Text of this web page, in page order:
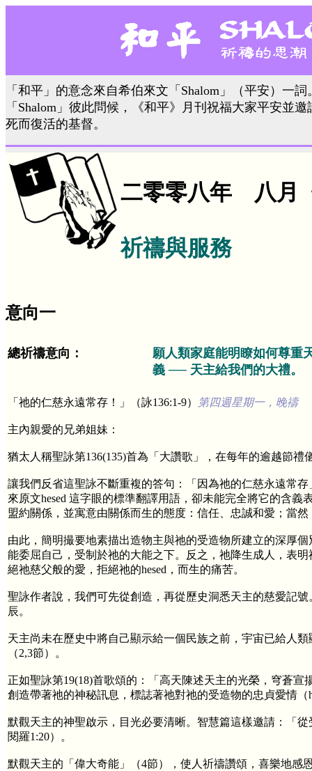
「和平」的意念來自希伯來文「Shalom」（平安）一
「Shalom」彼此問候，《和平》月刊祝福大家平安並
死而復活的基督。
二零零八年 八月
祈禱與服務
意向一
總祈禱意向：
願人類家庭能明瞭如何尊重
義 ── 天主給我們的大禮。
「祂的仁慈永遠常存！」（詠136:1-9） 第四週星期一，晚禱
主內親愛的兄弟姐妹：
猶太人稱聖詠第136(135)首為「大讚歌」，在每年的逾越節
讓我們反省這聖詠不斷重複的答句：「因為祂的仁慈永遠常
來原文hesed 這字眼的標準翻譯用語，卻未能完全將它的含
盟約關係，並寓意由關係而生的態度：信任、忠誠和愛；當
由此，簡明撮要地素描出造物主與祂的受造物所建立的深厚
能委屈自己，受制於祂的大能之下。反之，祂降生成人，表
絕祂慈父般的愛，拒絕祂的hesed，而生的痛苦。
聖詠作者說，我們可先從創造，再從歷史洞悉天主的慈愛記
辰。
天主尚未在歷史中將自己顯示給一個民族之前，宇宙已給人
（2,3節）。
正如聖詠第19(18)首歌頌的：「高天陳述天主的光榮，穹蒼
創造帶著祂的神秘訊息，標誌著祂對祂的受造物的忠貞愛情
默觀天主的神聖啟示，目光必要清晰。智慧篇這樣邀請：「
閱羅1:20）。
默觀天主的「偉大奇能」（4節），使人祈禱讚頌，喜樂地